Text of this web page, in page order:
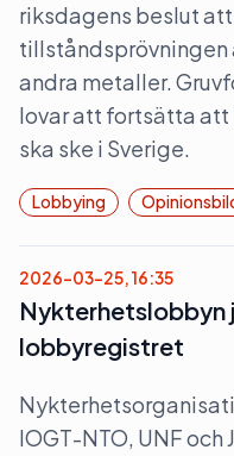
riksdagens beslut
tillståndsprövningen
andra metaller.
lovar att fortsätta
ska ske i Sverige.
Lobbying
2026-03-25, 16:35
Nykterhetslobbyn
lobbyregistret
IOGT-NTO, UNF och